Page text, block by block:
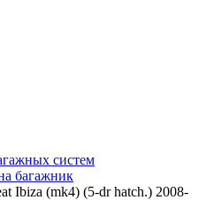
систем
багажник
Ibiza (mk4) (5-dr hatch.) 2008-